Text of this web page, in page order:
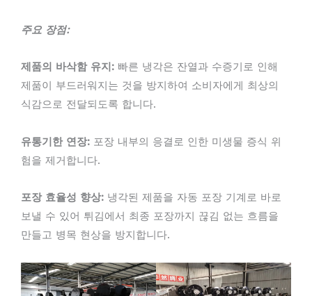
주요 장점:
제품의 바삭함 유지: 빠른 냉각은 잔열과 수증기로 인해
제품이 부드러워지는 것을 방지하여 소비자에게 최상의
식감으로 전달되도록 합니다.
유통기한 연장: 포장 내부의 응결로 인한 미생물 증식 위
험을 제거합니다.
포장 효율성 향상: 냉각된 제품을 자동 포장 기계로 바로
보낼 수 있어 튀김에서 최종 포장까지 끊김 없는 흐름을
만들고 병목 현상을 방지합니다.